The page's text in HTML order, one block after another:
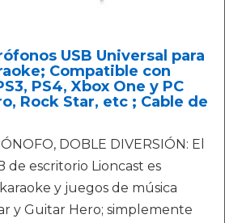
USB Universal para
Compatible con
PS4, Xbox One y PC
Rock Star, etc ; Cable de
DOBLE DIVERSIÓN: El
de escritorio Lioncast es
y juegos de música
y Guitar Hero; simplemente